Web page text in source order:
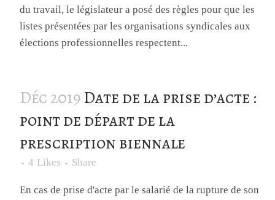
du travail, le législateur a posé des règles pour que les
listes présentées par les organisations syndicales aux
élections professionnelles respectent...
Déc 2019Date de la prise d’acte :
point de départ de la
prescription biennale
4 Likes Share
En cas de prise d'acte par le salarié de la rupture de son